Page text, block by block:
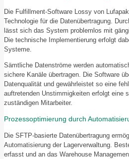
Die Fulfillment-Software Lossy von
Technologie für die Datenübertragung.
lässt sich das System problemlos mit
Die technische Implementierung erfolgt
Systeme.
Sämtliche Datenströme werden
sichere Kanäle übertragen. Die Software
Datenqualität und gewährleistet so eine
auftretenden Unstimmigkeiten erfolgt eine
zuständigen Mitarbeiter.
Prozessoptimierung durch
Die SFTP-basierte Datenübertragung
Automatisierung der Lagerverwaltung.
erfasst und an das Warehouse